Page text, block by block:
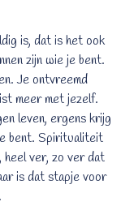
is, dat is het ook
zijn wie je bent.
Je ontvreemd
meer met jezelf.
leven, ergens krijg
bent. Spiritualiteit
heel ver, zo ver dat
is dat stapje voor